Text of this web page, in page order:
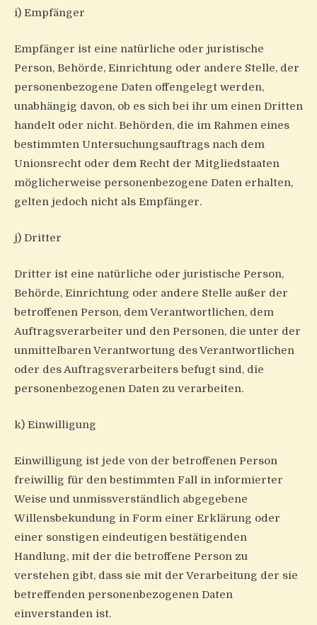
i) Empfänger
Empfänger ist eine natürliche oder juristische
Person, Behörde, Einrichtung oder andere Stelle, der
personenbezogene Daten offengelegt werden,
unabhängig davon, ob es sich bei ihr um einen Dritten
handelt oder nicht. Behörden, die im Rahmen eines
bestimmten Untersuchungsauftrags nach dem
Unionsrecht oder dem Recht der Mitgliedstaaten
möglicherweise personenbezogene Daten erhalten,
gelten jedoch nicht als Empfänger.
j) Dritter
Dritter ist eine natürliche oder juristische Person,
Behörde, Einrichtung oder andere Stelle außer der
betroffenen Person, dem Verantwortlichen, dem
Auftragsverarbeiter und den Personen, die unter der
unmittelbaren Verantwortung des Verantwortlichen
oder des Auftragsverarbeiters befugt sind, die
personenbezogenen Daten zu verarbeiten.
k) Einwilligung
Einwilligung ist jede von der betroffenen Person
freiwillig für den bestimmten Fall in informierter
Weise und unmissverständlich abgegebene
Willensbekundung in Form einer Erklärung oder
einer sonstigen eindeutigen bestätigenden
Handlung, mit der die betroffene Person zu
verstehen gibt, dass sie mit der Verarbeitung der sie
betreffenden personenbezogenen Daten
einverstanden ist.